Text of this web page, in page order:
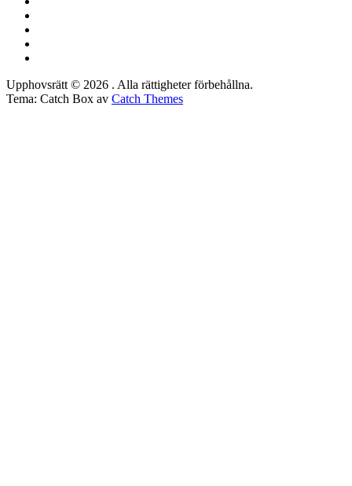
Upphovsrätt © 2026 . Alla rättigheter förbehållna.
Tema: Catch Box av Catch Themes